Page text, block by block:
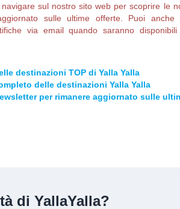
sul nostro sito web per scoprire le
sulle ultime offerte. Puoi anche
via email quando saranno
destinazioni TOP di Yalla Yalla
delle destinazioni Yalla Yalla
per rimanere aggiornato sulle
di YallaYalla?